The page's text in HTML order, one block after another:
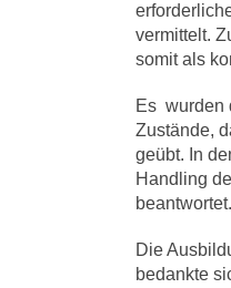
vermittelt.
somit als
Es wurden
Zustände,
geübt. In
Handling
beantwortet.
Die
bedankte